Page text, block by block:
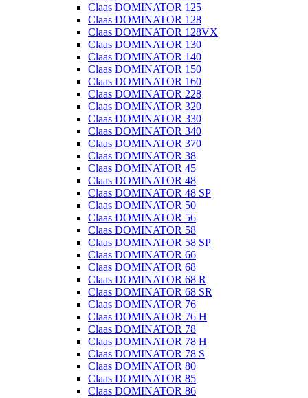
Claas DOMINATOR 125
Claas DOMINATOR 128
Claas DOMINATOR 128VX
Claas DOMINATOR 130
Claas DOMINATOR 140
Claas DOMINATOR 150
Claas DOMINATOR 160
Claas DOMINATOR 228
Claas DOMINATOR 320
Claas DOMINATOR 330
Claas DOMINATOR 340
Claas DOMINATOR 370
Claas DOMINATOR 38
Claas DOMINATOR 45
Claas DOMINATOR 48
Claas DOMINATOR 48 SP
Claas DOMINATOR 50
Claas DOMINATOR 56
Claas DOMINATOR 58
Claas DOMINATOR 58 SP
Claas DOMINATOR 66
Claas DOMINATOR 68
Claas DOMINATOR 68 R
Claas DOMINATOR 68 SR
Claas DOMINATOR 76
Claas DOMINATOR 76 H
Claas DOMINATOR 78
Claas DOMINATOR 78 H
Claas DOMINATOR 78 S
Claas DOMINATOR 80
Claas DOMINATOR 85
Claas DOMINATOR 86